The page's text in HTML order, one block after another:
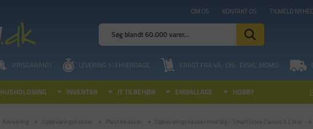
OM OS KONTAKT OS TILMELD
PRISGARANTI LEVERING 1-3 HVERDAGE FRAGT FRA 49,- (39,- EKSKL. MOMS)
HUSHOLDNING INVENTAR IT TILBEHØR EMBALLAGE HOBBY
Arkivering Opbevaringskasser Plastikkasser Opbevaringskasser med låg - SmartStore Classic 32 liter -